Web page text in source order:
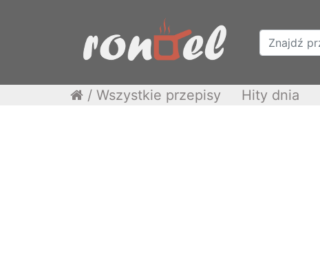
/ Wszystkie przepisy Hity dnia